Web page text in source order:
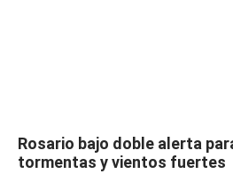
Rosario bajo doble alerta
tormentas y vientos fuertes